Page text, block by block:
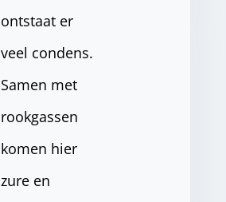
ontstaat er
veel condens.
Samen met
rookgassen
komen hier
zure en